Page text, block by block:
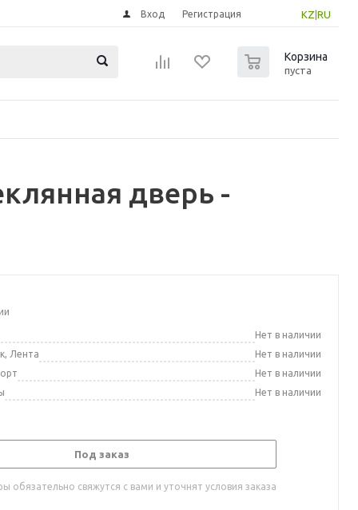
KZ RU
Вход Регистрация
Корзина
пуста
дверь -
Нет в наличии
Лента
Нет в наличии
Нет в наличии
Нет в наличии
Под заказ
обязательно свяжутся с вами и уточнят условия заказа